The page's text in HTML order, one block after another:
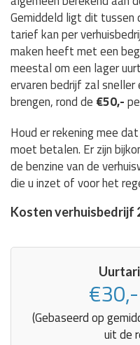
Gemiddeld ligt dit tussen
tarief kan per
maken heeft met een
meestal om een lager
ervaren bedrijf zal
brengen, rond de €50,-
Houd er rekening mee
moet betalen. Er zijn
de benzine van de
die u inzet of voor het
Kosten verhuisbedrijf
(Gebaseerd op
uit de